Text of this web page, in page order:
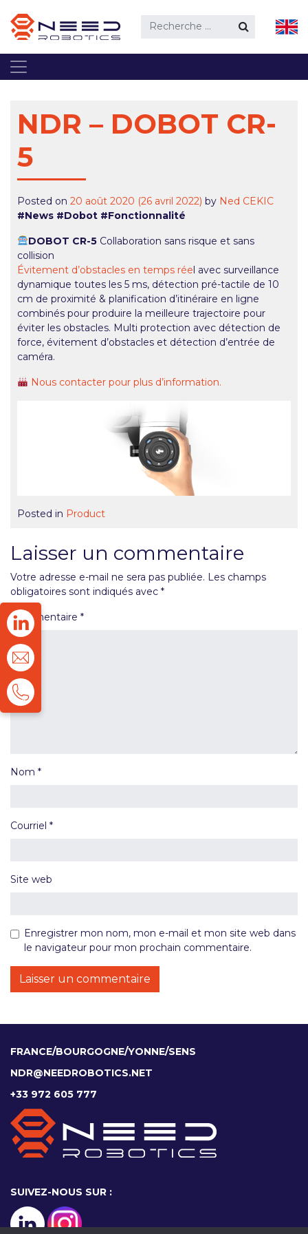
Rechercher
NDR – DOBOT CR-
5
Posted on 20 août 2020 (26 avril 2022) by Ned CEKIC
#News #Dobot #Fonctionnalité
DOBOT CR-5 Collaboration sans risque et sans
collision
Évitement d’obstacles en temps réel avec surveillance
dynamique toutes les 5 ms, détection pré-tactile de 10
cm de proximité & planification d’itinéraire en ligne
combinés pour produire la meilleure trajectoire pour
éviter les obstacles. Multi protection avec détection de
force, évitement d’obstacles et détection d’entrée de
caméra.
Nous contacter pour plus d’information.
Posted in Product
Laisser un commentaire
Votre adresse e-mail ne sera pas publiée. Les champs
obligatoires sont indiqués avec *
Commentaire *
Nom *
Courriel *
Site web
Enregistrer mon nom, mon e-mail et mon site web dans
le navigateur pour mon prochain commentaire.
FRANCE/BOURGOGNE/YONNE/SENS
NDR@NEEDROBOTICS.NET
+33 972 605 777
SUIVEZ-NOUS SUR :